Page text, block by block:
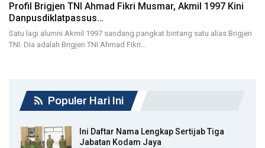
Profil Brigjen TNI Ahmad Fikri Musmar, Akmil 1997 Kini
Danpusdiklatpassus…
Satu lagi alumni Akmil 1997 sandang pangkat bintang satu alias Brigjen
TNI. Dia adalah Brigjen TNI Ahmad Fikri…
Populer Hari Ini
Ini Daftar Nama Lengkap Sertijab Tiga
Jabatan Kodam Jaya